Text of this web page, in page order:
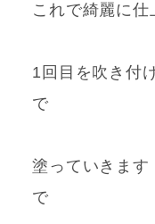
これで綺麗に仕
1回目を吹き付
で
塗っていきま
で